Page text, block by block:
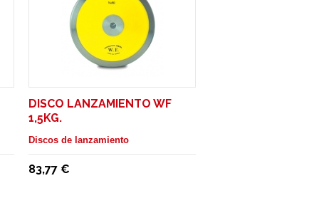
DISCO LANZAMIENTO WF
1,5KG.
Discos de lanzamiento
83,77 €